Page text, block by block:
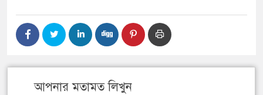
আপনার মতামত লিখুন